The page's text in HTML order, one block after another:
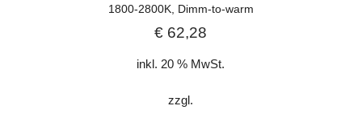
1800-2800K, Dimm-to-warm
€ 62,28
inkl. 20 % MwSt.
zzgl.